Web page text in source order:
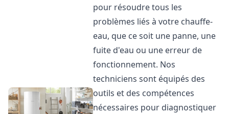
pour résoudre tous les
problèmes liés à votre chauffe-
eau, que ce soit une panne, une
fuite d'eau ou une erreur de
fonctionnement. Nos
techniciens sont équipés des
outils et des compétences
nécessaires pour diagnostiquer